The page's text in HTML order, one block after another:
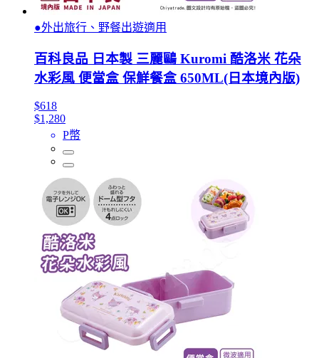
●外出旅行、野餐出遊適用
百科良品 日本製 三麗鷗 Kuromi 酷洛米 花朵
水彩風 便當盒 保鮮餐盒 650ML(日本境內版)
$618
$1,280
P幣